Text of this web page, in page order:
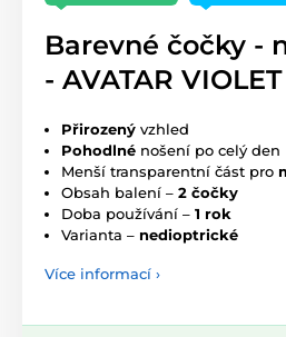
Barevné čočky -
- AVATAR
Přirozený vzhled
Pohodlné nošení po celý den
Menší transparentní část pro
Obsah balení – 2 čočky
Doba používání – 1 rok
Varianta – nedioptrické
Více informací ›